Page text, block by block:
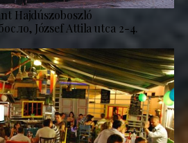
Hajdúszoboszló
József Attila utca 2-4.